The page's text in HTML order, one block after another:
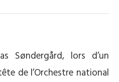
Søndergård, lors d’un
de l’Orchestre national